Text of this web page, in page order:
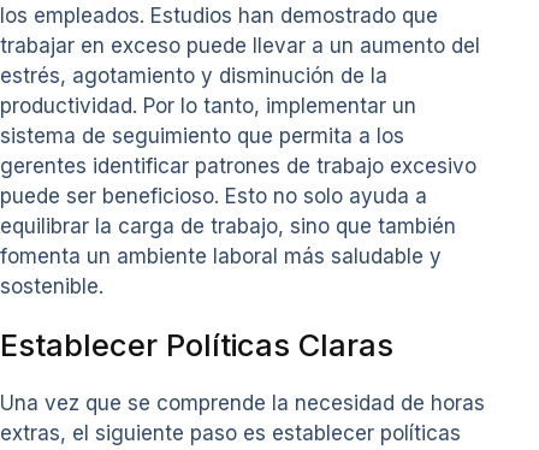
los empleados. Estudios han demostrado que
trabajar en exceso puede llevar a un aumento del
estrés, agotamiento y disminución de la
productividad. Por lo tanto, implementar un
sistema de seguimiento que permita a los
gerentes identificar patrones de trabajo excesivo
puede ser beneficioso. Esto no solo ayuda a
equilibrar la carga de trabajo, sino que también
fomenta un ambiente laboral más saludable y
sostenible.
Establecer Políticas Claras
Una vez que se comprende la necesidad de horas
extras, el siguiente paso es establecer políticas